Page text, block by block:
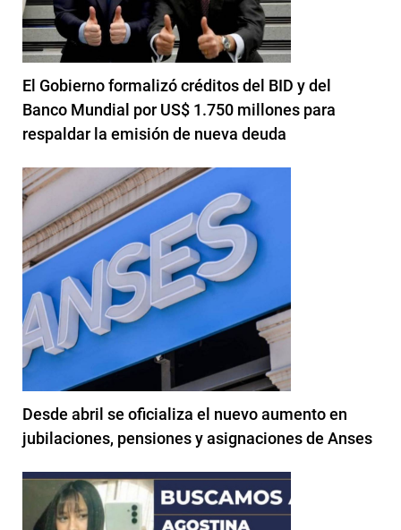
El Gobierno formalizó créditos del BID y del
Banco Mundial por US$ 1.750 millones para
respaldar la emisión de nueva deuda
Desde abril se oficializa el nuevo aumento en
jubilaciones, pensiones y asignaciones de Anses